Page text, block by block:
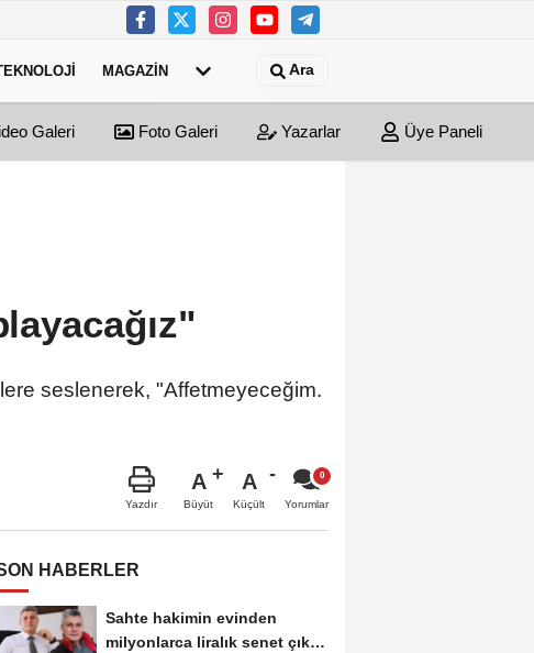
MAGAZIN Ara
Galeri Foto Galeri Yazarlar Üye Paneli
seslenerek, "Affetmeyeceğim.
Yazdır
A
Büyüt
A
Küçült Yorumlar
HABERLER
Sahte hakimin evinden
milyonlarca liralık senet çıktı: